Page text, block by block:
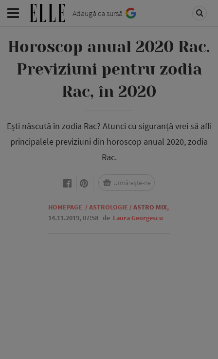
Adaugă ca sursă
Horoscop anual 2020 Rac.
Previziuni pentru zodia
Rac, în 2020
Ești născută în zodia Rac? Atunci cu siguranță vrei să afli
principalele previziuni din horoscop anual 2020, zodia
Rac.
HOMEPAGE / ASTROLOGIE / ASTRO MIX,
14.11.2019, 07:58 de Laura Georgescu
Urmărește-ne